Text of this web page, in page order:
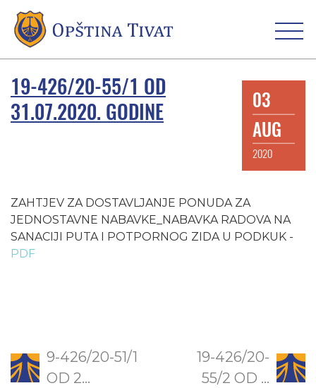
19-426/20-55/1 OD
31.07.2020. GODINE
03
AUG
2020
ZAHTJEV ZA DOSTAVLJANJE PONUDA ZA
JEDNOSTAVNE NABAVKE_NABAVKA RADOVA NA
SANACIJI PUTA I POTPORNOG ZIDA U PODKUK -
PDF
9-426/20-51/1
OD 2...
19-426/20-
55/2 OD ...